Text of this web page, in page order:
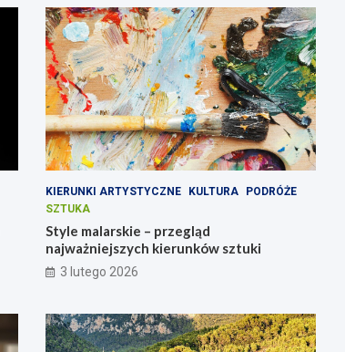
KIERUNKI ARTYSTYCZNE KULTURA
PODRÓŻE
SZTUKA
Style malarskie – przegląd
najważniejszych kierunków sztuki
3 lutego 2026